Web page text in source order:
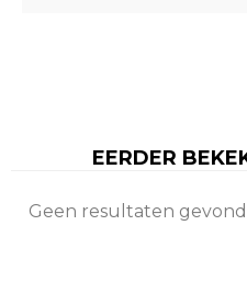
EERDER
Geen resultaten